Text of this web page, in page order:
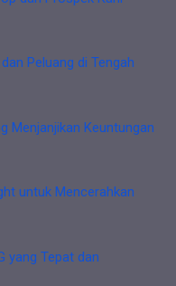
Peluang di Tengah
Menjanjikan Keuntungan
untuk Mencerahkan
yang Tepat dan